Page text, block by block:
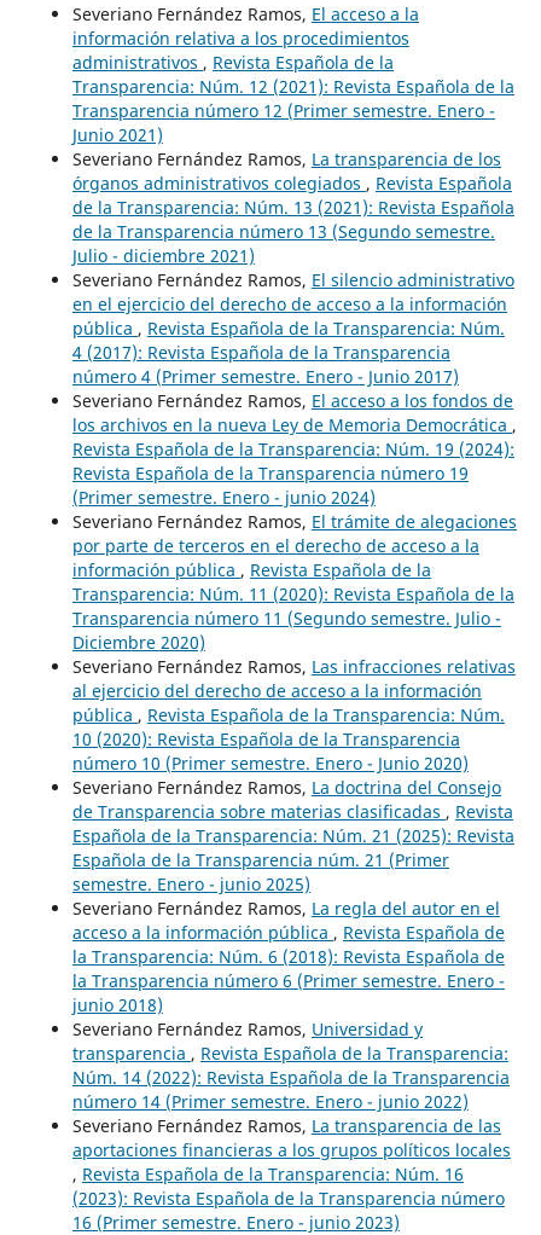
Severiano Fernández Ramos, El acceso a la
información relativa a los procedimientos
administrativos , Revista Española de la
Transparencia: Núm. 12 (2021): Revista Española de la
Transparencia número 12 (Primer semestre. Enero -
Junio 2021)
Severiano Fernández Ramos, La transparencia de los
órganos administrativos colegiados , Revista Española
de la Transparencia: Núm. 13 (2021): Revista Española
de la Transparencia número 13 (Segundo semestre.
Julio - diciembre 2021)
Severiano Fernández Ramos, El silencio administrativo
en el ejercicio del derecho de acceso a la información
pública , Revista Española de la Transparencia: Núm.
4 (2017): Revista Española de la Transparencia
número 4 (Primer semestre. Enero - Junio 2017)
Severiano Fernández Ramos, El acceso a los fondos de
los archivos en la nueva Ley de Memoria Democrática ,
Revista Española de la Transparencia: Núm. 19 (2024):
Revista Española de la Transparencia número 19
(Primer semestre. Enero - junio 2024)
Severiano Fernández Ramos, El trámite de alegaciones
por parte de terceros en el derecho de acceso a la
información pública , Revista Española de la
Transparencia: Núm. 11 (2020): Revista Española de la
Transparencia número 11 (Segundo semestre. Julio -
Diciembre 2020)
Severiano Fernández Ramos, Las infracciones relativas
al ejercicio del derecho de acceso a la información
pública , Revista Española de la Transparencia: Núm.
10 (2020): Revista Española de la Transparencia
número 10 (Primer semestre. Enero - Junio 2020)
Severiano Fernández Ramos, La doctrina del Consejo
de Transparencia sobre materias clasificadas , Revista
Española de la Transparencia: Núm. 21 (2025): Revista
Española de la Transparencia núm. 21 (Primer
semestre. Enero - junio 2025)
Severiano Fernández Ramos, La regla del autor en el
acceso a la información pública , Revista Española de
la Transparencia: Núm. 6 (2018): Revista Española de
la Transparencia número 6 (Primer semestre. Enero -
junio 2018)
Severiano Fernández Ramos, Universidad y
transparencia , Revista Española de la Transparencia:
Núm. 14 (2022): Revista Española de la Transparencia
número 14 (Primer semestre. Enero - junio 2022)
Severiano Fernández Ramos, La transparencia de las
aportaciones financieras a los grupos políticos locales
, Revista Española de la Transparencia: Núm. 16
(2023): Revista Española de la Transparencia número
16 (Primer semestre. Enero - junio 2023)